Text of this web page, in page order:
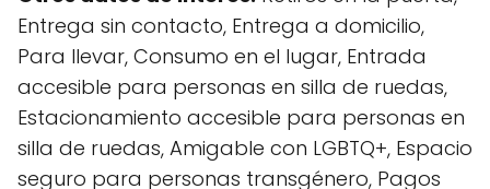
Entrega sin contacto, Entrega a domicilio,
Para llevar, Consumo en el lugar, Entrada
accesible para personas en silla de ruedas,
Estacionamiento accesible para personas en
silla de ruedas, Amigable con LGBTQ+, Espacio
seguro para personas transgénero, Pagos